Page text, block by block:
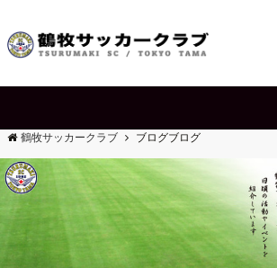
鶴牧サッカークラブ ブログブログ